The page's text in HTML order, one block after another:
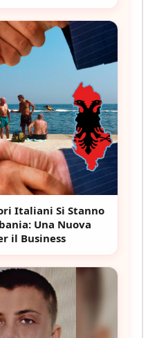
Italiani Si Stanno
Una Nuova
il Business